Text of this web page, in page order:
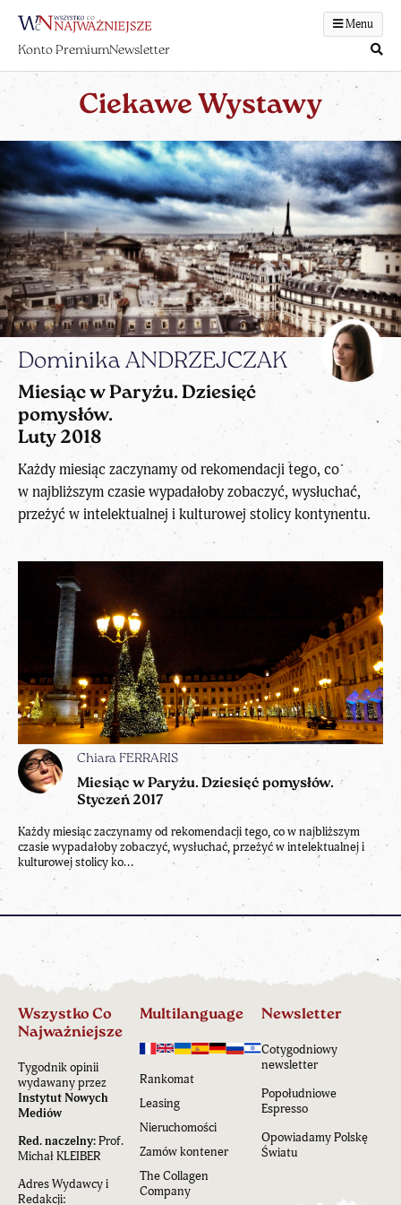
Menu
Konto PremiumNewsletter
Ciekawe Wystawy
Dominika ANDRZEJCZAK
Miesiąc w Paryżu. Dziesięć
pomysłów.
Luty 2018
Każdy miesiąc zaczynamy od rekomendacji tego, co
w najbliższym czasie wypadałoby zobaczyć, wysłuchać,
przeżyć w intelektualnej i kulturowej stolicy kontynentu.
Chiara FERRARIS
Miesiąc w Paryżu. Dziesięć pomysłów.
Styczeń 2017
Każdy miesiąc zaczynamy od rekomendacji tego, co w najbliższym
czasie wypadałoby zobaczyć, wysłuchać, przeżyć w intelektualnej i
kulturowej stolicy ko...
Wszystko Co
Najważniejsze
Tygodnik opinii
wydawany przez
Instytut Nowych
Mediów
Red. naczelny:Prof.
Michał KLEIBER
Adres Wydawcy i
Redakcji:
Multilanguage
Rankomat
Leasing
Nieruchomości
Zamów kontener
The Collagen
Company
Newsletter
Cotygodniowy
newsletter
Popołudniowe
Espresso
Opowiadamy Polskę
Światu